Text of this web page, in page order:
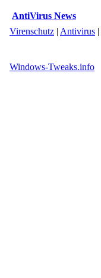
AntiVirus News
Virenschutz | Antivirus |
Windows-Tweaks.info